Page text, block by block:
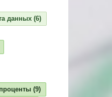
данных (6)
проценты (9)